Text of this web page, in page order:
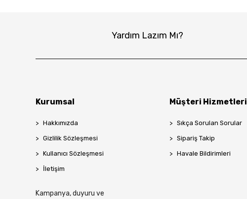
Yardım Lazım Mı?
Kurumsal
Hakkımızda
Gizlilik Sözleşmesi
Kullanıcı Sözleşmesi
İletişim
Kampanya, duyuru ve
Müşteri Hizmetleri
Sıkça Sorulan Sorular
Sipariş Takip
Havale Bildirimleri